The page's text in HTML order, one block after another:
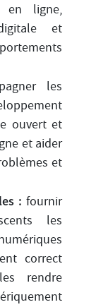
en ligne,
et
les
ouvert et
et aider
et
: fournir
les
correct
rendre